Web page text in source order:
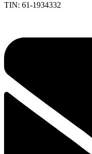
TIN: 61-1934332